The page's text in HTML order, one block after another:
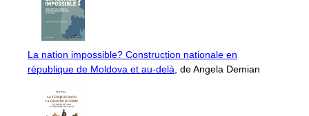
La nation impossible? Construction nationale en
république de Moldova et au-delà, de Angela Demian